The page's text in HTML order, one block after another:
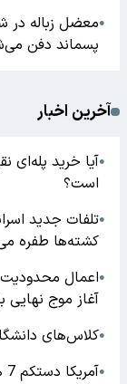
●معضل زباله در
پسماند دفن
آخرین اخبار
●آیا خرید پله‌ای
است؟
●تلفات جدید
کشته‌ها طفره
●
آغاز موج نهایی
●کلاس‌های
●